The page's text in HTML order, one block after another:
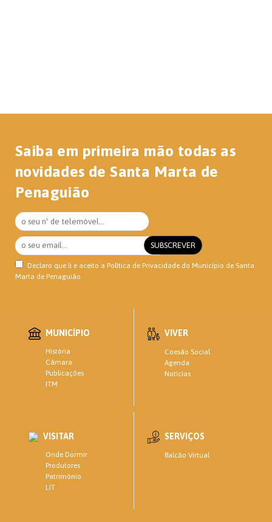
Saiba em primeira mão todas as
novidades de Santa Marta de
Penaguião
Declaro que li e aceito a Política de Privacidade do Município de Santa
Marta de Penaguião
MUNICÍPIO
História
Câmara
Publicações
ITM
VIVER
Coesão Social
Agenda
Notícias
VISITAR
Onde Dormir
Produtores
Património
LIT
SERVIÇOS
Balcão Virtual